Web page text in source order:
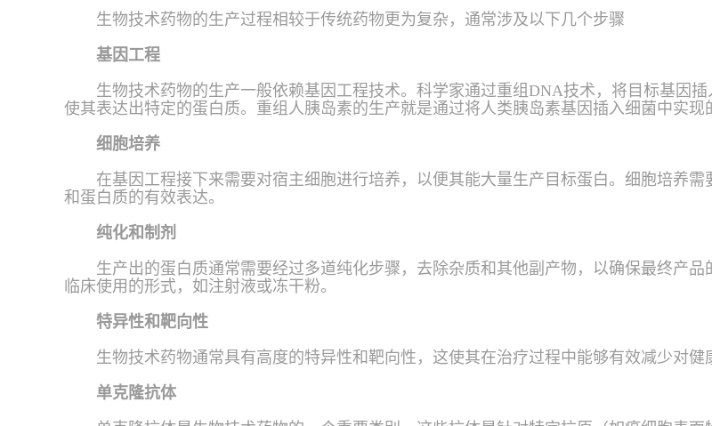
生物技术药物的生产过程相较于传统药物更为复杂，通常涉及以下几个步骤
基因工程
生物技术药物的生产一般依赖基因工程技术。科学家通过重组DNA技术，将目标基因
使其表达出特定的蛋白质。重组人胰岛素的生产就是通过将人类胰岛素基因插入细菌中实现
细胞培养
在基因工程接下来需要对宿主细胞进行培养，以便其能大量生产目标蛋白。细胞培养
和蛋白质的有效表达。
纯化和制剂
生产出的蛋白质通常需要经过多道纯化步骤，去除杂质和其他副产物，以确保最终产
临床使用的形式，如注射液或冻干粉。
特异性和靶向性
生物技术药物通常具有高度的特异性和靶向性，这使其在治疗过程中能够有效减少对健
单克隆抗体